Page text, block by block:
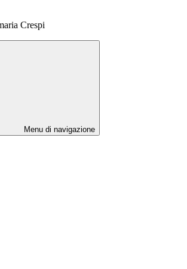
Crespi
Menu di navigazione